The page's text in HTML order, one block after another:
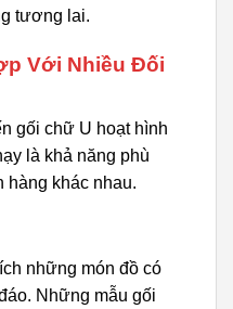
tương lai.
Với Nhiều Đối
gối chữ U hoạt hình
là khả năng phù
hàng khác nhau.
những món đồ có
Những mẫu gối